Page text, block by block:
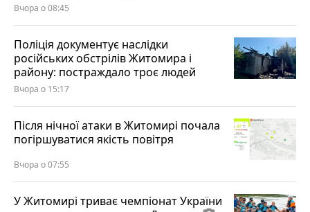
Вчора о 08:45
Поліція документує наслідки
російських обстрілів Житомира і
району: постраждало троє людей
Вчора о 15:17
Після нічної атаки в Житомирі почала
погіршуватися якість повітря
Вчора о 07:55
У Житомирі триває чемпіонат України